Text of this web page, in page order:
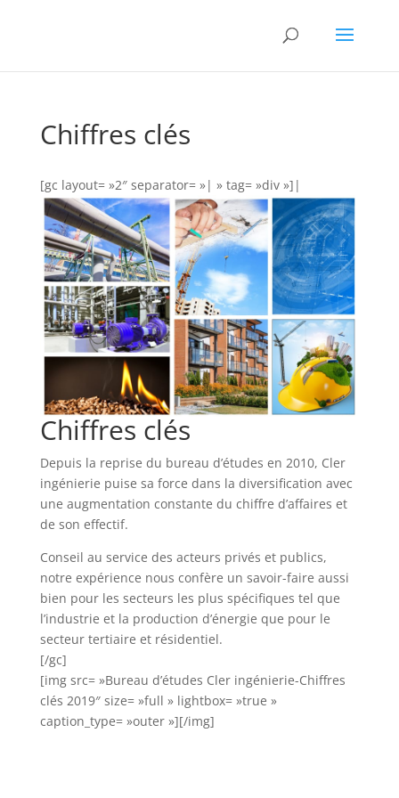
Chiffres clés
[gc layout= »2″ separator= »| » tag= »div »] |
Chiffres clés
Depuis la reprise du bureau d’études en 2010, Cler
ingénierie puise sa force dans la diversification avec
une augmentation constante du chiffre d’affaires et
de son effectif.
Conseil au service des acteurs privés et publics,
notre expérience nous confère un savoir-faire aussi
bien pour les secteurs les plus spécifiques tel que
l’industrie et la production d’énergie que pour le
secteur tertiaire et résidentiel.
[/gc]
[img src= »Bureau d’études Cler ingénierie-Chiffres
clés 2019″ size= »full » lightbox= »true »
caption_type= »outer »][/img]